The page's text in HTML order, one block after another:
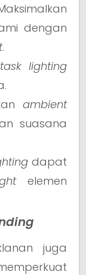
dengan
.
task lighting
ambient
suasana
dapat
elemen
juga